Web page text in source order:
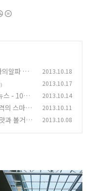
의알파 에
2013.10.18
2013.10.17
스 - 10월
2013.10.14
의 스마트
2013.10.11
과 볼거리 2013.10.08